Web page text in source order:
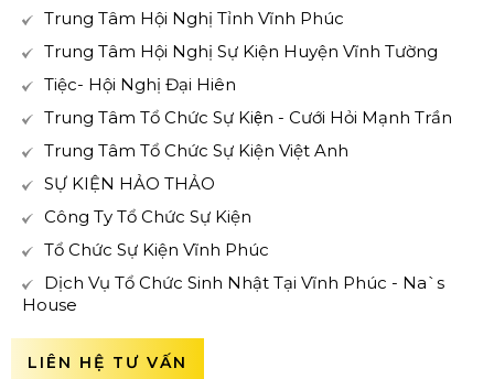
Trung Tâm Hội Nghị Tỉnh Vĩnh Phúc
Trung Tâm Hội Nghị Sự Kiện Huyện Vĩnh Tường
Tiệc- Hội Nghị Đại Hiên
Trung Tâm Tổ Chức Sự Kiện - Cưới Hỏi Mạnh Trần
Trung Tâm Tổ Chức Sự Kiện Việt Anh
SỰ KIỆN HẢO THẢO
Công Ty Tổ Chức Sự Kiện
Tổ Chức Sự Kiện Vĩnh Phúc
Dịch Vụ Tổ Chức Sinh Nhật Tại Vĩnh Phúc - Na`s
House
LIÊN HỆ TƯ VẤN